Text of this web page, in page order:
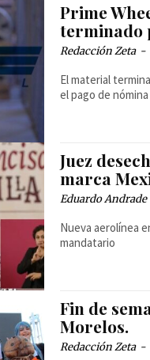
Prime
terminado
Redacción Zeta -
El material
el pago de
Juez
marca
Eduardo
Nueva aerolínea
mandatario
Fin de
Morelos.
Redacción Zeta -